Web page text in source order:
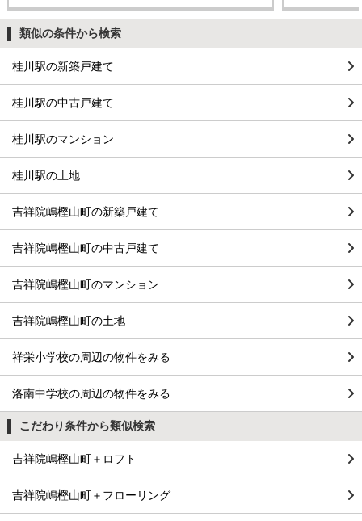
類似の条件から検索
桂川駅の新築戸建て
桂川駅の中古戸建て
桂川駅のマンション
桂川駅の土地
吉祥院嶋樫山町の新築戸建て
吉祥院嶋樫山町の中古戸建て
吉祥院嶋樫山町のマンション
吉祥院嶋樫山町の土地
祥栄小学校の周辺の物件をみる
洛南中学校の周辺の物件をみる
こだわり条件から類似検索
吉祥院嶋樫山町＋ロフト
吉祥院嶋樫山町＋フローリング